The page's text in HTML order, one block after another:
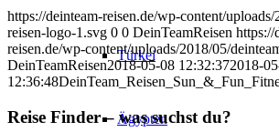
Türkei
Ägypten
https://deinteam-reisen.de/wp-content/
reisen-logo-1.svg 0 0 DeinTeamReisen https://
reisen.de/wp-content/uploads/2018/05/
DeinTeamReisen2018-05-08 12:32:372018-
12:36:48
Reise Finder – was suchst du?